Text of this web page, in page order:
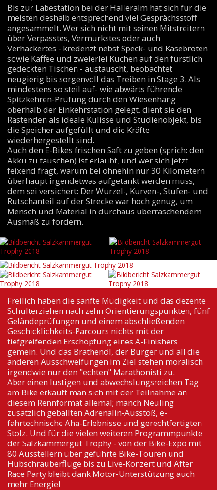
Bis zur Labestation bei der Halleralm hat sich für die
meisten deshalb entsprechend viel Gesprächsstoff
angesammelt. Wer sich nicht mit seinen Mitstreitern
über Verpasstes, Vermurkstes oder auch
Verhackertes - kredenzt nebst Speck- und Käsebroten
sowie Kaffee und zweierlei Kuchen auf den fürstlich
gedeckten Tischen - austauscht, beobachtet
neugierig bis sorgenvoll das Treiben in Stage 3. Als
mindestens so steil auf- wie abwärts führende
Spitzkehren-Prüfung durch den Wiesenhang
oberhalb der Einkehrstation gelegt, dient sie den
Rastenden als ideale Kulisse und Studienobjekt, bis
die Speicher aufgefüllt und die Kräfte
wiederhergestellt sind.
Auch den E-Bikes frischen Saft zu geben (sprich: den
Akku zu tauschen) ist erlaubt, und wer sich jetzt
feixend fragt, warum bei ohnehin nur 30 Kilometern
überhaupt irgendetwas aufgetankt werden muss,
dem sei versichert: Der Wurzel-, Kurven-, Stufen- und
Rutschanteil auf der Strecke war hoch genug, um
Mensch und Material in durchaus überraschendem
Ausmaß zu fordern.
Freilich haben die sanfte Müdigkeit und das dezente
Schulterziehen nach zehn Orientierungspunkten, fünf
Geländeprüfungen und einem abschließenden
Geschicklichkeits-Parcours nichts mit der
tiefgreifenden Erschöpfung eines A-Finishers
gemein. Und das Brathendl, der Burger und all die
anderen Ausschweifungen im Ziel stehen moralisch
irgendwie nur den "echten" Marathonisti zu.
Aber einen lustigen und abwechslungsreichen Tag
am Bike erkauft man sich mit der Teilnahme an
diesem Rennformat allemal; manch Neuling
zusätzlich geballten Adrenalin-Ausstoß, e-
fahrtechnische Aha-Erlebnisse und gerechtfertigten
Stolz. Und für die vielen weiteren Programmpunkte
der Salzkammergut Trophy - von der Bike-Expo mit
80 Ausstellern über geführte Bike-Touren und
Hubschrauberflüge bis zu Live-Konzert und After
Race Party bleibt dank Motor-Unterstützung auch
mehr Energie!